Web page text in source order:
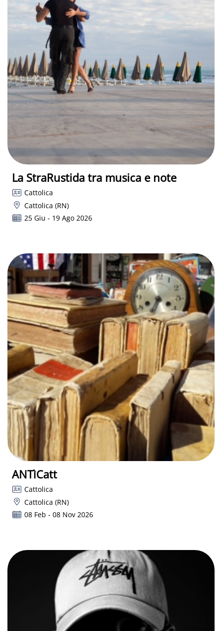
La StraRustida tra musica e note
Cattolica
Cattolica (RN)
25 Giu - 19 Ago 2026
ANTìCatt
Cattolica
Cattolica (RN)
08 Feb - 08 Nov 2026